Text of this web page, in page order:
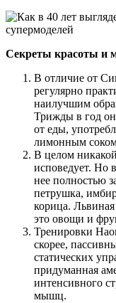
Секреты красоты и
В отличие от
регулярно
наилучшим
Трижды в год
от еды,
лимонным
В целом
исповедует. Но
нее полностью
петрушка,
корица.
это овощи и
Тренировки
скорее,
статических
придуманная
интенсивного
мышц.